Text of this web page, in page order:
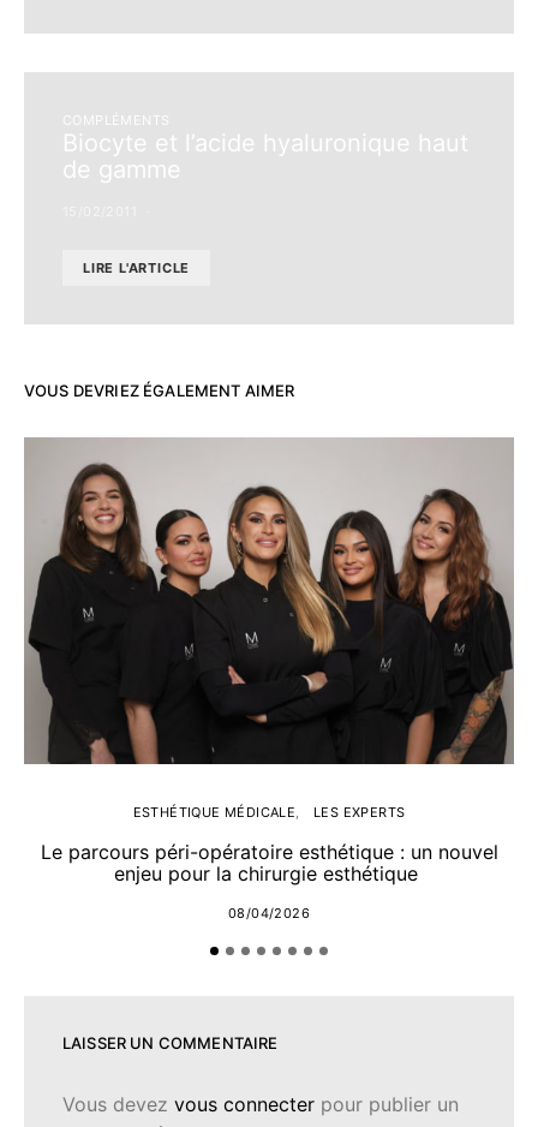
COMPLÉMENTS
Biocyte et l’acide hyaluronique haut
de gamme
LIRE L'ARTICLE
VOUS DEVRIEZ ÉGALEMENT AIMER
ESTHÉTIQUE MÉDICALE LES EXPERTS
Le parcours péri-opératoire esthétique : un nouvel
enjeu pour la chirurgie esthétique
08/04/2026
LAISSER UN COMMENTAIRE
Vous devez vous connecter pour publier un